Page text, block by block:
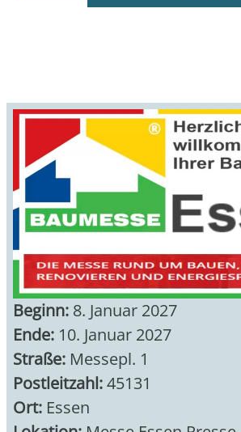
Beginn: 8. Januar 2027
Ende: 10. Januar 2027
Straße: Messepl. 1
Postleitzahl:45131
Ort: Essen